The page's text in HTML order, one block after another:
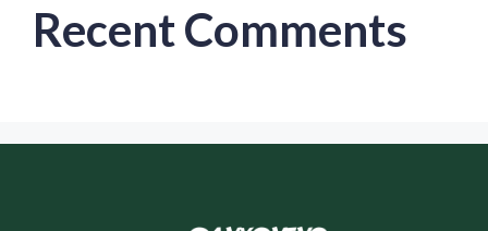
Recent Comments